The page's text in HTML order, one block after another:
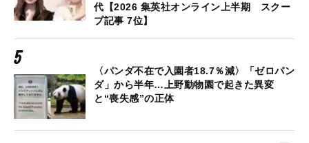
代【2026 集英社オンライン上半期 スクー
プ記事 7位】
〈パンダ不在で入園者18.7％減〉「ゼロパン
ダ」から半年…上野動物園で起きた異変
と“喪失感”の正体